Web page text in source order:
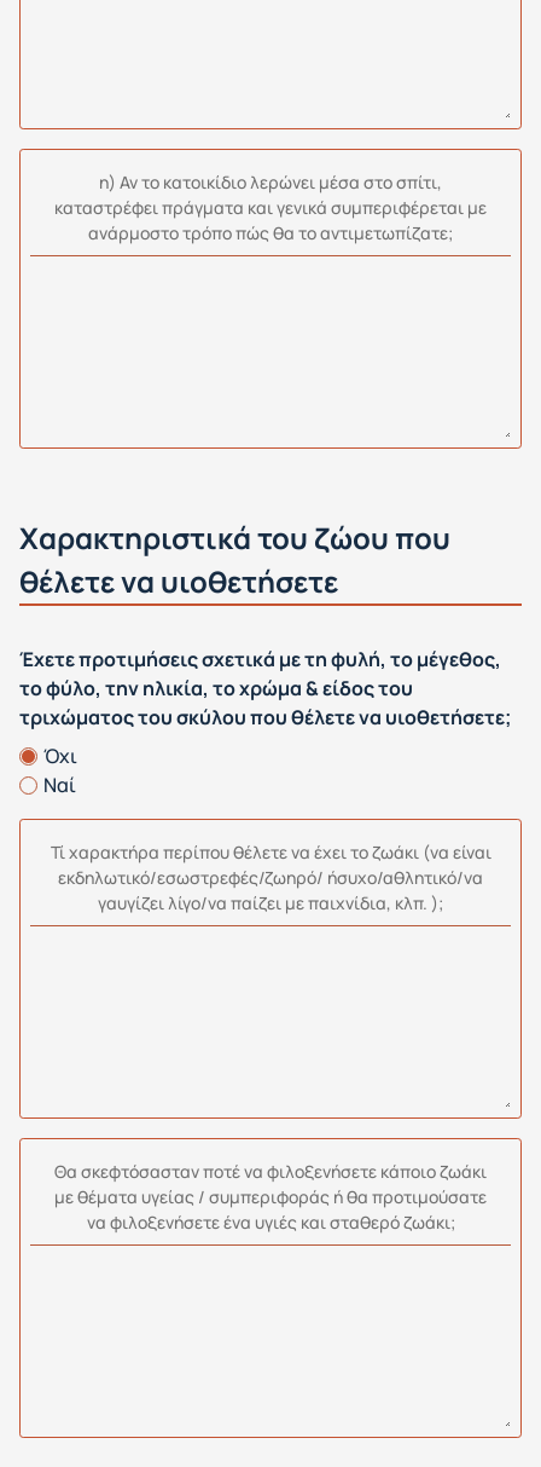
η) Αν το κατοικίδιο λερώνει μέσα στο σπίτι,
καταστρέφει πράγματα και γενικά συμπεριφέρεται με
ανάρμοστο τρόπο πώς θα το αντιμετωπίζατε;
Χαρακτηριστικά του ζώου που
θέλετε να υιοθετήσετε
Έχετε προτιμήσεις σχετικά με τη φυλή, το μέγεθος,
το φύλο, την ηλικία, το χρώμα & είδος του
τριχώματος του σκύλου που θέλετε να υιοθετήσετε;
Όχι
Ναί
Τί χαρακτήρα περίπου θέλετε να έχει το ζωάκι (να είναι
εκδηλωτικό/εσωστρεφές/ζωηρό/ ήσυχο/αθλητικό/να
γαυγίζει λίγο/να παίζει με παιχνίδια, κλπ. );
Θα σκεφτόσασταν ποτέ να φιλοξενήσετε κάποιο ζωάκι
με θέματα υγείας / συμπεριφοράς ή θα προτιμούσατε
να φιλοξενήσετε ένα υγιές και σταθερό ζωάκι;